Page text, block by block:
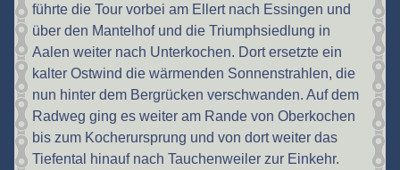
führte die Tour vorbei am Ellert nach Essingen und
über den Mantelhof und die Triumphsiedlung in
Aalen weiter nach Unterkochen. Dort ersetzte ein
kalter Ostwind die wärmenden Sonnenstrahlen, die
nun hinter dem Bergrücken verschwanden. Auf dem
Radweg ging es weiter am Rande von Oberkochen
bis zum Kocherursprung und von dort weiter das
Tiefental hinauf nach Tauchenweiler zur Einkehr.